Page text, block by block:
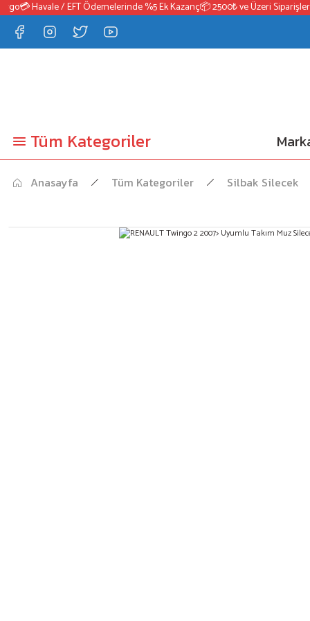
💳 Havale / EFT Ödemelerinde %5 Ek Kazanç📦 2500₺ ve Üzeri
Tüm Kategoriler
Anasayfa Tüm Kategoriler Silbak Silecek